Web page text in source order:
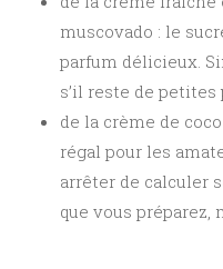
muscovado : le
parfum délicieux.
s’il reste de petites
de la crème de
régal pour les
arrêter de calculer
que vous préparez,